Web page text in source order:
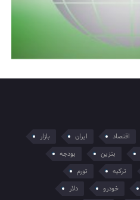
اقتصاد ایران
بازار
بنزین
بودجه
ترکیه
تورم
خودرو
دلار